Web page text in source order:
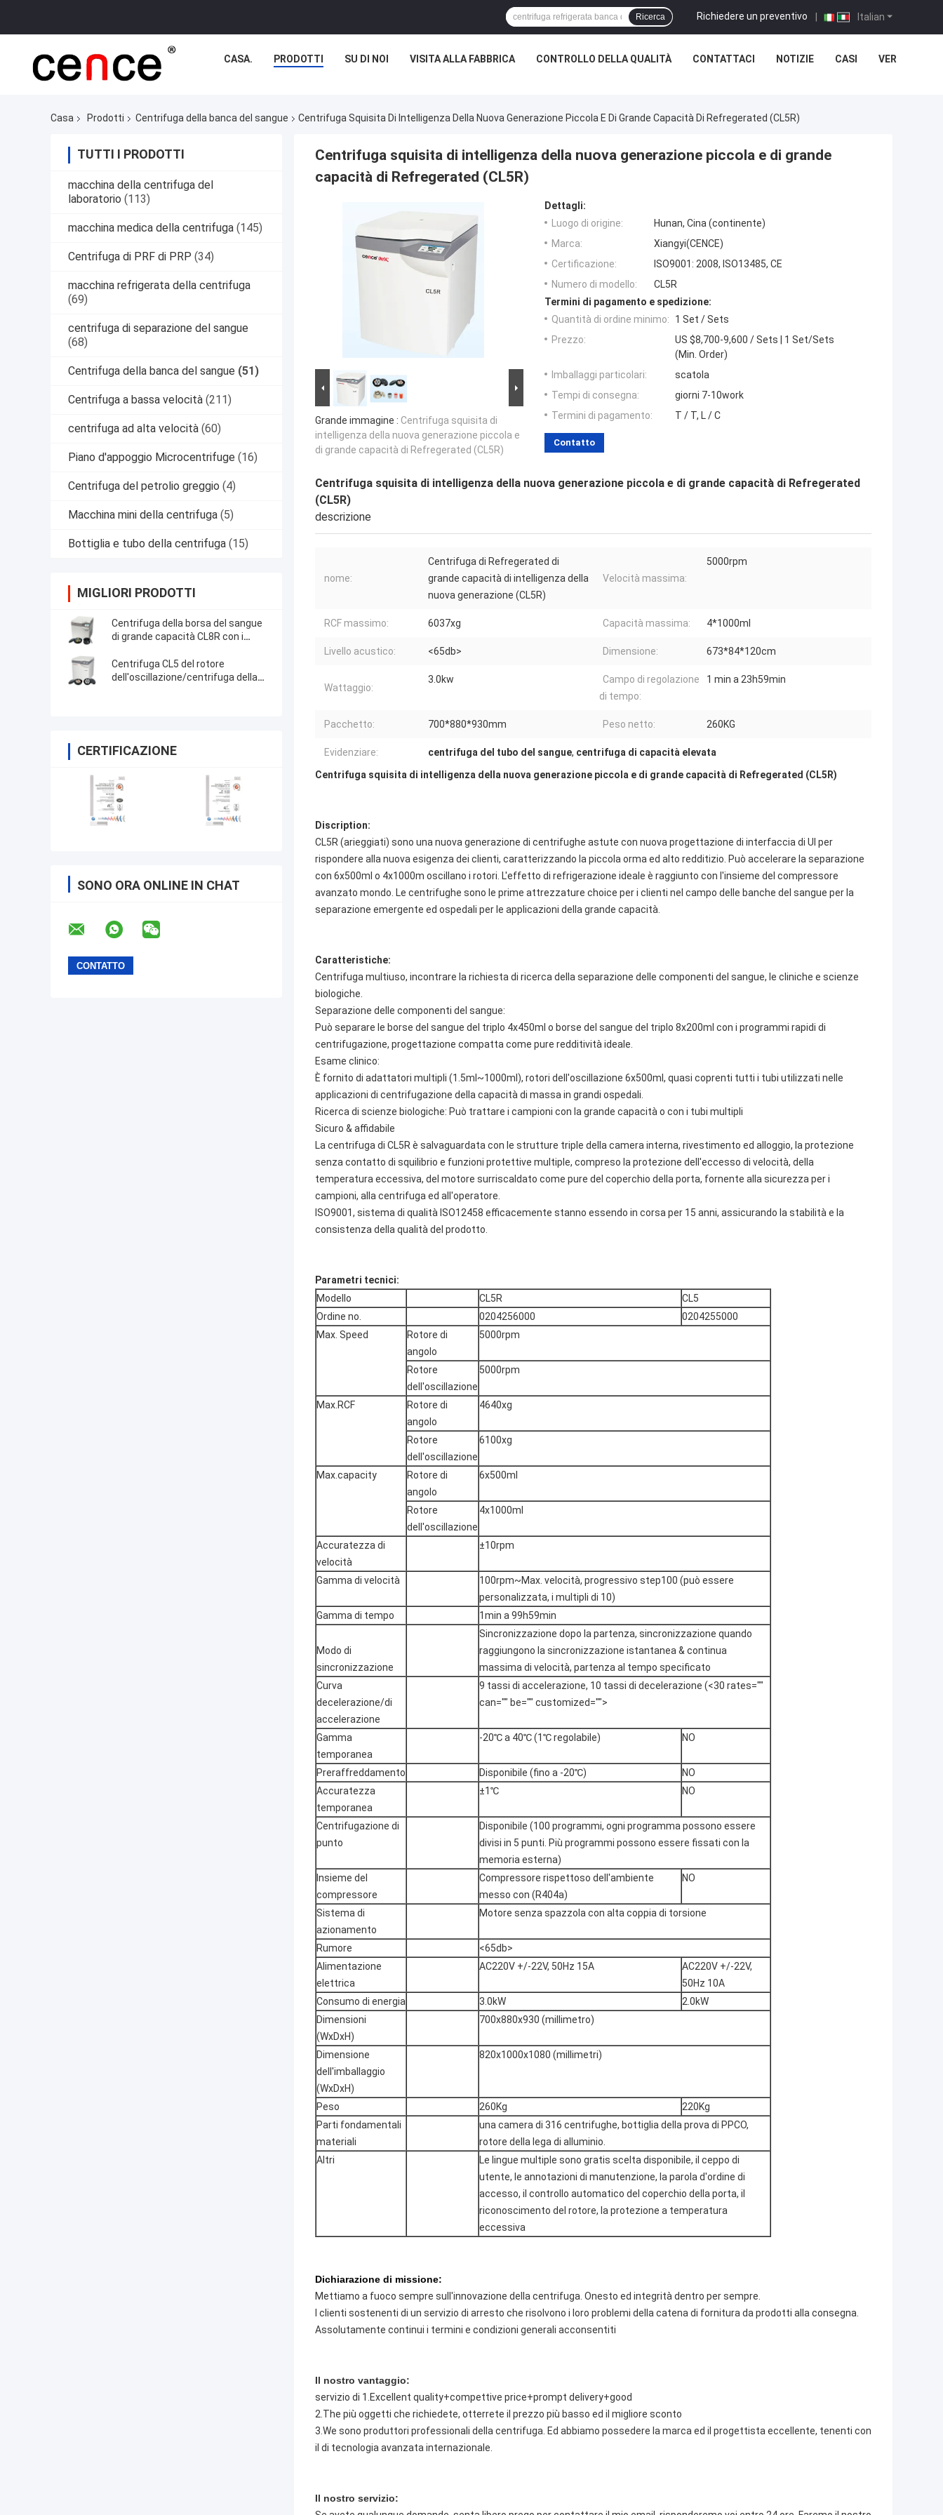
Italian
Richiedere un preventivo |
Ricerca
CASA. PRODOTTI SU DI NOI VISITA ALLA FABBRICA CONTROLLO DELLA QUALITÀ CONTATTACI NOTIZIE CASI VER
Casa Prodotti Centrifuga della banca del sangue Centrifuga Squisita Di Intelligenza Della Nuova Generazione Piccola E Di Grande Capacità Di Refregerated (CL5R)
TUTTI I PRODOTTI
macchina della centrifuga del
laboratorio (113)
macchina medica della centrifuga (145)
Centrifuga di PRF di PRP (34)
macchina refrigerata della centrifuga
(69)
centrifuga di separazione del sangue
(68)
Centrifuga della banca del sangue (51)
Centrifuga a bassa velocità (211)
centrifuga ad alta velocità (60)
Piano d'appoggio Microcentrifuge (16)
Centrifuga del petrolio greggio (4)
Macchina mini della centrifuga (5)
Bottiglia e tubo della centrifuga (15)
MIGLIORI PRODOTTI
Centrifuga della borsa del sangue
di grande capacità CL8R con i
Centrifuga CL5 del rotore
dell'oscillazione/centrifuga della
CERTIFICAZIONE
SONO ORA ONLINE IN CHAT
Centrifuga squisita di intelligenza della nuova generazione piccola e di grande
capacità di Refregerated (CL5R)
Grande immagine : Centrifuga squisita di
intelligenza della nuova generazione piccola e
di grande capacità di Refregerated (CL5R)
Dettagli:
Luogo di origine:
Hunan, Cina (continente)
Marca:
Xiangyi(CENCE)
Certificazione:
ISO9001: 2008, ISO13485, CE
Numero di modello:
CL5R
Termini di pagamento e spedizione:
Quantità di ordine minimo:
1 Set / Sets
Prezzo:
US $8,700-9,600 / Sets | 1 Set/Sets
(Min. Order)
Imballaggi particolari:
scatola
Tempi di consegna:
giorni 7-10work
Termini di pagamento:
T / T, L / C
Contatto
Centrifuga squisita di intelligenza della nuova generazione piccola e di grande capacità di Refregerated
(CL5R)
descrizione
nome:
Centrifuga di Refregerated di
grande capacità di intelligenza della
nuova generazione (CL5R)
Velocità massima:
5000rpm
RCF massimo: 6037xg Capacità massima: 4*1000ml
Livello acustico: <65db> Dimensione: 673*84*120cm
Wattaggio:
3.0kw
Campo di regolazione
di tempo:
1 min a 23h59min
Pacchetto: 700*880*930mm Peso netto: 260KG
Evidenziare: centrifuga del tubo del sangue, centrifuga di capacità elevata
Centrifuga squisita di intelligenza della nuova generazione piccola e di grande capacità di Refregerated (CL5R)
Discription:
CL5R (arieggiati) sono una nuova generazione di centrifughe astute con nuova progettazione di interfaccia di UI per
rispondere alla nuova esigenza dei clienti, caratterizzando la piccola orma ed alto redditizio. Può accelerare la separazione
con 6x500ml o 4x1000m oscillano i rotori. L'effetto di refrigerazione ideale è raggiunto con l'insieme del compressore
avanzato mondo. Le centrifughe sono le prime attrezzature choice per i clienti nel campo delle banche del sangue per la
separazione emergente ed ospedali per le applicazioni della grande capacità.
Caratteristiche:
Centrifuga multiuso, incontrare la richiesta di ricerca della separazione delle componenti del sangue, le cliniche e scienze
biologiche.
Separazione delle componenti del sangue:
Può separare le borse del sangue del triplo 4x450ml o borse del sangue del triplo 8x200ml con i programmi rapidi di
centrifugazione, progettazione compatta come pure redditività ideale.
Esame clinico:
È fornito di adattatori multipli (1.5ml~1000ml), rotori dell'oscillazione 6x500ml, quasi coprenti tutti i tubi utilizzati nelle
applicazioni di centrifugazione della capacità di massa in grandi ospedali.
Ricerca di scienze biologiche: Può trattare i campioni con la grande capacità o con i tubi multipli
Sicuro & affidabile
La centrifuga di CL5R è salvaguardata con le strutture triple della camera interna, rivestimento ed alloggio, la protezione
senza contatto di squilibrio e funzioni protettive multiple, compreso la protezione dell'eccesso di velocità, della
temperatura eccessiva, del motore surriscaldato come pure del coperchio della porta, fornente alla sicurezza per i
campioni, alla centrifuga ed all'operatore.
ISO9001, sistema di qualità ISO12458 efficacemente stanno essendo in corsa per 15 anni, assicurando la stabilità e la
consistenza della qualità del prodotto.
Parametri tecnici:
Modello
CL5R
CL5
Ordine no.
0204256000
0204255000
Max. Speed
Rotore di
angolo
5000rpm
Rotore
dell'oscillazione
5000rpm
Max.RCF
Rotore di
angolo
4640xg
Rotore
dell'oscillazione
6100xg
Max.capacity
Rotore di
angolo
6x500ml
Rotore
dell'oscillazione
4x1000ml
Accuratezza di
velocità
±10rpm
Gamma di velocità
100rpm~Max. velocità, progressivo step100 (può essere
personalizzata, i multipli di 10)
Gamma di tempo
1min a 99h59min
Modo di
sincronizzazione
Sincronizzazione dopo la partenza, sincronizzazione quando
raggiungono la sincronizzazione istantanea & continua
massima di velocità, partenza al tempo specificato
Curva
decelerazione/di
accelerazione
9 tassi di accelerazione, 10 tassi di decelerazione (<30 rates=""
can="" be="" customized="">
Gamma
temporanea
-20℃ a 40℃ (1℃ regolabile) NO
Preraffreddamento Disponibile (fino a -20℃)
NO
Accuratezza
temporanea
±1℃ NO
Centrifugazione di
punto
Disponibile (100 programmi, ogni programma possono essere
divisi in 5 punti. Più programmi possono essere fissati con la
memoria esterna)
Insieme del
compressore
Compressore rispettoso dell'ambiente
messo con (R404a)
NO
Sistema di
azionamento
Motore senza spazzola con alta coppia di torsione
Rumore
<65db>
Alimentazione
elettrica
AC220V +/-22V, 50Hz 15A
AC220V +/-22V,
50Hz 10A
Consumo di energia
3.0kW
2.0kW
Dimensioni
(WxDxH)
700x880x930 (millimetro)
Dimensione
dell'imballaggio
(WxDxH)
820x1000x1080 (millimetri)
Peso 260Kg
220Kg
Parti fondamentali
materiali
una camera di 316 centrifughe, bottiglia della prova di PPCO,
rotore della lega di alluminio.
Altri
Le lingue multiple sono gratis scelta disponibile, il ceppo di
utente, le annotazioni di manutenzione, la parola d'ordine di
accesso, il controllo automatico del coperchio della porta, il
riconoscimento del rotore, la protezione a temperatura
eccessiva
Dichiarazione di missione:
Mettiamo a fuoco sempre sull'innovazione della centrifuga. Onesto ed integrità dentro per sempre.
I clienti sostenenti di un servizio di arresto che risolvono i loro problemi della catena di fornitura da prodotti alla consegna.
Assolutamente continui i termini e condizioni generali acconsentiti
Il nostro vantaggio:
servizio di 1.Excellent quality+compettive price+prompt delivery+good
2.The più oggetti che richiedete, otterrete il prezzo più basso ed il migliore sconto
3.We sono produttori professionali della centrifuga. Ed abbiamo possedere la marca ed il progettista eccellente, tenenti con
il di tecnologia avanzata internazionale.
Il nostro servizio: